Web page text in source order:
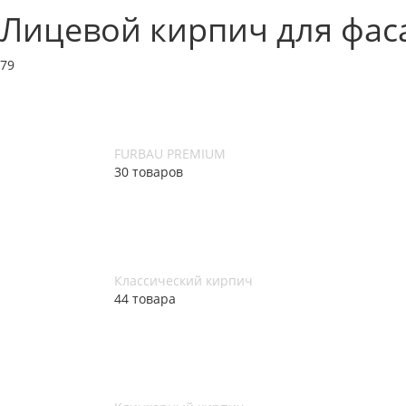
Лицевой кирпич для
79
FURBAU PREMIUM
30 товаров
Классический кирпич
44 товара